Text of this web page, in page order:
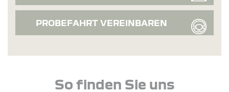
PROBEFAHRT VEREINBAREN
So finden Sie uns